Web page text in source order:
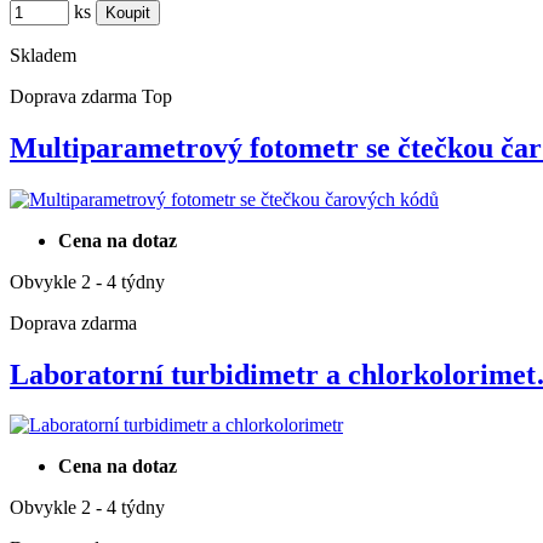
ks
Skladem
Doprava zdarma Top
Multiparametrový fotometr se čtečkou
Cena na dotaz
Obvykle 2 - 4 týdny
Doprava zdarma
Laboratorní turbidimetr a
Cena na dotaz
Obvykle 2 - 4 týdny